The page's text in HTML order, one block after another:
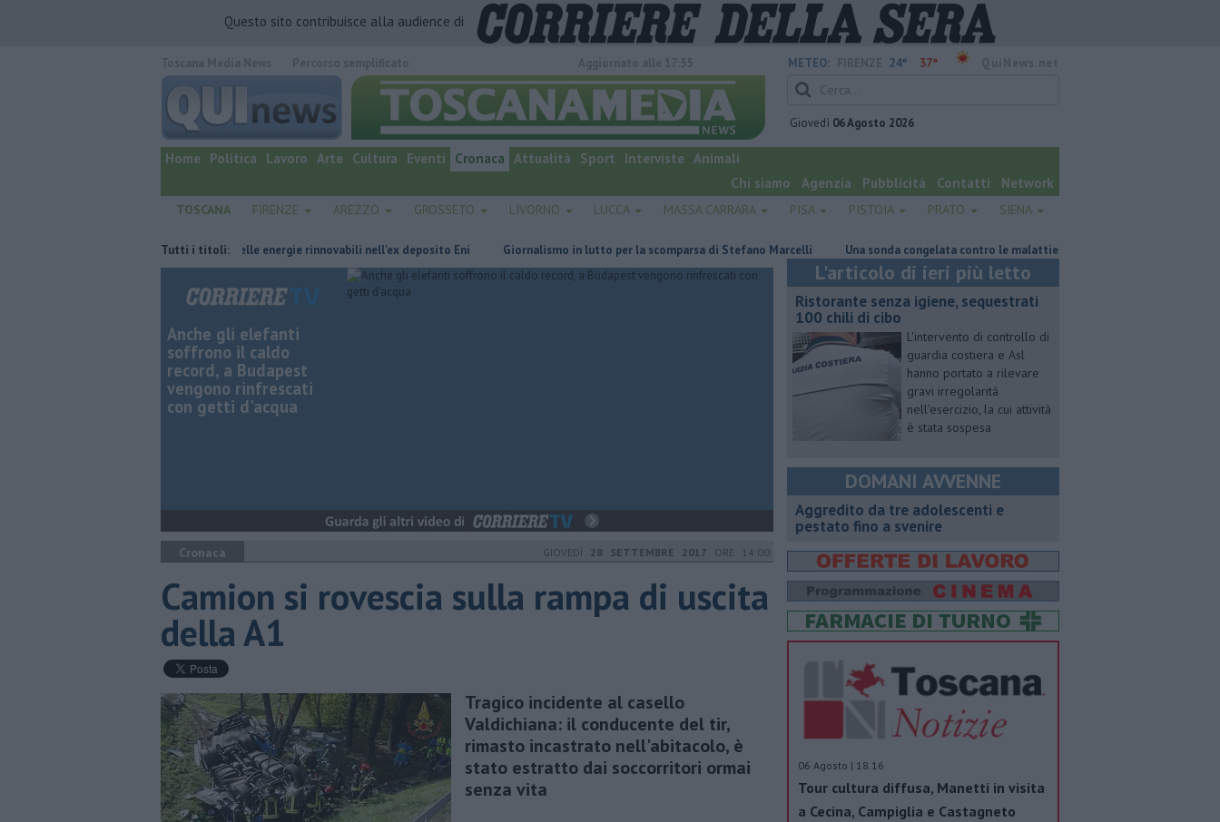
Questo sito contribuisce alla audience di
quotidiano online.
METEO: 24° 37°
Giovedì 06 Agosto 2026
Home Politica Lavoro Arte Cultura Eventi Cronaca Attualità Sport Interviste Animali
Chi siamo
Agenzia Pubblicità Contatti Network
TOSCANA FIRENZE AREZZO GROSSETO LIVORNO LUCCA MASSA CARRARA PISA PISTOIA PRATO SIENA
Tutti i titoli:
Hub delle energie rinnovabili nell'ex deposito Eni Giornalismo in lutto per la scomparsa di Stefano Marcelli Una sonda congelata contro le malattie rare del polmone
Anche gli elefanti
soffrono il caldo
record, a Budapest
vengono rinfrescati
con getti d'acqua
Cronaca GIOVEDÌ 28 SETTEMBRE 2017 ORE 14:00
Camion si rovescia sulla rampa di uscita
della A1
Tragico incidente al casello
Valdichiana: il conducente del tir,
rimasto incastrato nell'abitacolo, è
stato estratto dai soccorritori ormai
senza vita
L'articolo di ieri più letto
Ristorante senza igiene, sequestrati
100 chili di cibo
L'intervento di controllo di
guardia costiera e Asl
hanno portato a rilevare
gravi irregolarità
nell'esercizio, la cui attività
è stata sospesa
DOMANI AVVENNE
Aggredito da tre adolescenti e
pestato fino a svenire
06 Agosto | 18.16
Tour cultura diffusa, Manetti in visita
a Cecina, Campiglia e Castagneto